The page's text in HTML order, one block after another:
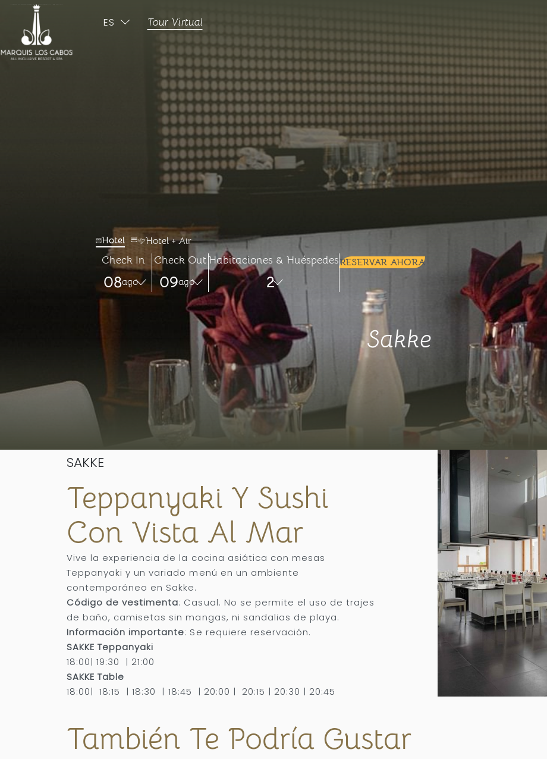
ES
Tour Virtual
Hotel Hotel + Air
Check In
08ago
Check Out
09ago
Habitaciones & Huéspedes
2
+
RESERVAR AHORA
Selected check in date is 9º agosto 2026.
Sakke
SAKKE
Teppanyaki Y Sushi
Con Vista Al Mar
Vive la experiencia de la cocina asiática con mesas
Teppanyaki y un variado menú en un ambiente
contemporáneo en Sakke.
Código de vestimenta: Casual. No se permite el uso de trajes
de baño, camisetas sin mangas, ni sandalias de playa.
Información importante: Se requiere reservación.
SAKKE Teppanyaki
18:00| 19:30 | 21:00
SAKKE Table
18:00| 18:15 | 18:30 | 18:45 | 20:00 | 20:15 | 20:30 | 20:45
También Te Podría Gustar